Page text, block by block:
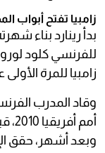
زامبيا تفتح أبواب
بدأ رينارد بناء
للفرنسي كلود
زامبيا للمرة الأولى عام
وقاد المدرب
وبعد أشهر، حقق